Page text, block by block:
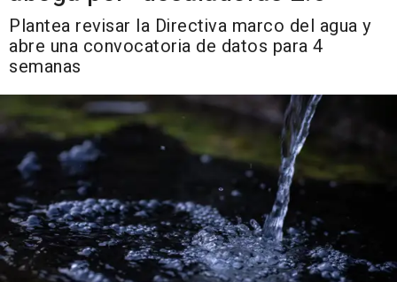
Plantea revisar la Directiva marco del agua y
abre una convocatoria de datos para 4
semanas